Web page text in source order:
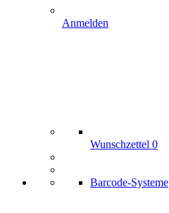
Anmelden
Wunschzettel 0
Barcode-Systeme